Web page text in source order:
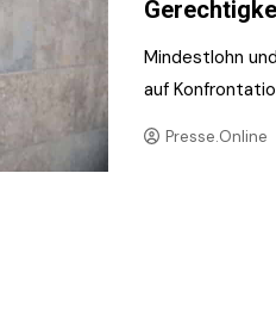
Mindestlohn
auf
Presse.Online